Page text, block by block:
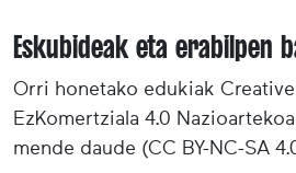
Eskubideak eta erabilpen
Orri honetako edukiak
EzKomertziala 4.0
mende daude (CC BY-NC-SA